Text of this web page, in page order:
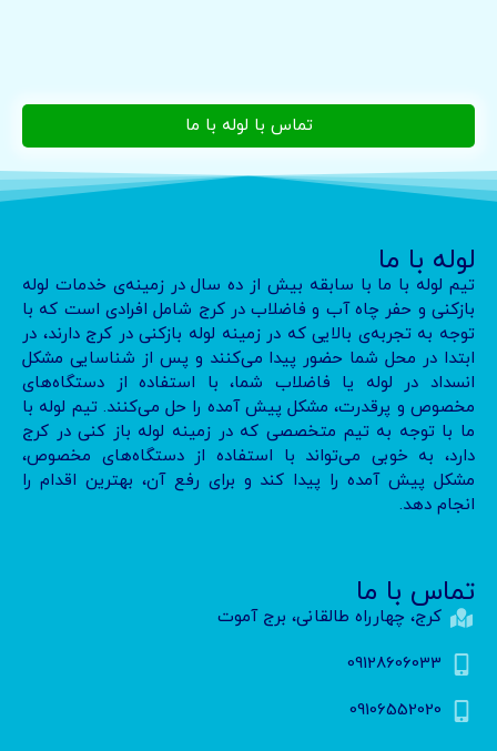
تماس با لوله با ما
لوله با ما
تیم لوله با ما با سابقه بیش از ده سال در زمینه‌ی خدمات لوله
بازکنی و حفر چاه آب و فاضلاب در کرج شامل افرادی است که با
توجه به تجربه‌ی بالایی که در زمینه لوله بازکنی در کرج دارند، در
ابتدا در محل شما حضور پیدا می‌کنند و پس از شناسایی مشکل
انسداد در لوله یا فاضلاب شما، با استفاده از دستگاه‌های
مخصوص و پرقدرت، مشکل پیش آمده را حل می‌کنند. تیم لوله با
ما با توجه به تیم متخصصی که در زمینه لوله باز کنی در کرج
دارد، به خوبی می‌تواند با استفاده از دستگاه‌های مخصوص،
مشکل پیش آمده را پیدا کند و برای رفع آن، بهترین اقدام را
انجام دهد.
تماس با ما
کرج، چهارراه طالقانی، برج آموت
09128606033
09106552020